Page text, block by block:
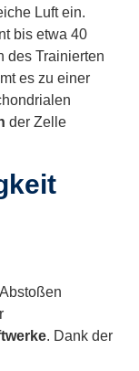
Luft ein.
bis etwa 40
des Trainierten
es zu einer
der Zelle
. Dank der